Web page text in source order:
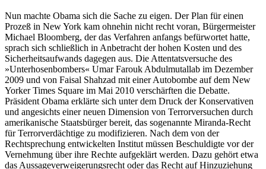
Nun machte Obama sich die Sache zu eigen. Der Plan für einen
Prozeß in New York kam ohnehin nicht recht voran, Bürgermeister
Michael Bloomberg, der das Verfahren anfangs befürwortet hatte,
sprach sich schließlich in Anbetracht der hohen Kosten und des
Sicherheitsaufwands dagegen aus. Die Attentatsversuche des
»Unterhosenbombers« Umar Farouk Abdulmutallab im Dezember
2009 und von Faisal Shahzad mit einer Autobombe auf dem New
Yorker Times Square im Mai 2010 verschärften die Debatte.
Präsident Obama erklärte sich unter dem Druck der Konservativen
und angesichts einer neuen Dimension von Terrorversuchen durch
amerikanische Staatsbürger bereit, das sogenannte Miranda-Recht
für Terrorverdächtige zu modifizieren. Nach dem von der
Rechtsprechung entwickelten Institut müssen Beschuldigte vor der
Vernehmung über ihre Rechte aufgeklärt werden. Dazu gehört etwa
das Aussageverweigerungsrecht oder das Recht auf Hinzuziehung